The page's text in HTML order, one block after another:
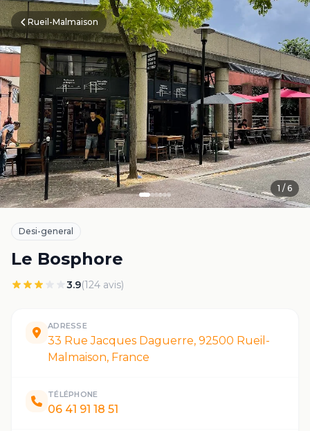
Rueil-Malmaison
1 / 6
Desi-general
Le Bosphore
3.9(124 avis)
ADRESSE
33 Rue Jacques Daguerre, 92500 Rueil-
Malmaison, France
TÉLÉPHONE
06 41 91 18 51